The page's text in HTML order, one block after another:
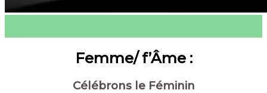
Femme/ f’Âme :
Célébrons le Féminin